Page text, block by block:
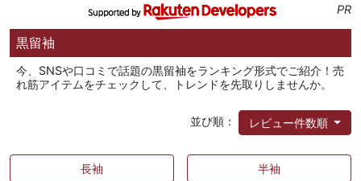
PR
黒留袖
今、SNSや口コミで話題の黒留袖をランキング形式でご紹介！売
れ筋アイテムをチェックして、トレンドを先取りしませんか。
並び順： レビュー件数順
長袖 半袖